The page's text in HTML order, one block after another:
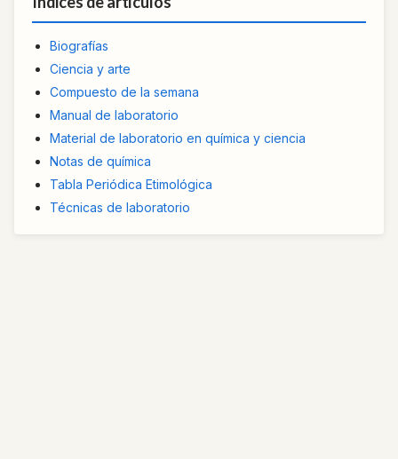
Biografías
Ciencia y arte
Compuesto de la semana
Manual de laboratorio
Material de laboratorio en química y ciencia
Notas de química
Tabla Periódica Etimológica
Técnicas de laboratorio